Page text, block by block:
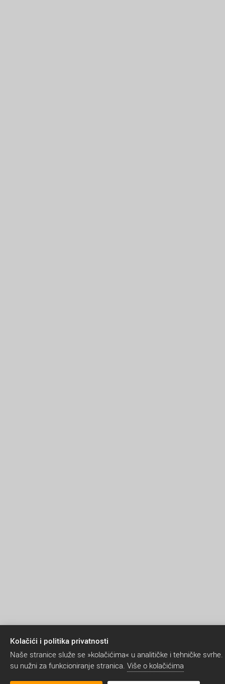
Kolačići i politika privatnosti
Naše stranice služe se »kolačićima« u analitičke i tehničke
su nužni za funkcioniranje stranica. Više o kolačićima